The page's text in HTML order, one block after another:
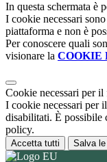
In questa schermata è
I cookie necessari
piattaforma e non è
Per conoscere quali
visionare la COOKIE
Cookie necessari per
I cookie necessari per
disabilitati. È possibile
policy.
Accetta tutti Salva